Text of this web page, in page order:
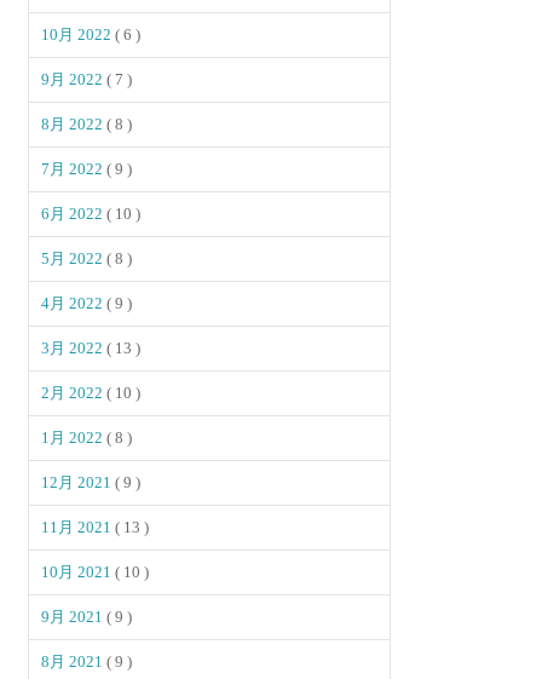
10月 2022( 6 )
9月 2022( 7 )
8月 2022( 8 )
7月 2022( 9 )
6月 2022( 10 )
5月 2022( 8 )
4月 2022( 9 )
3月 2022( 13 )
2月 2022( 10 )
1月 2022( 8 )
12月 2021( 9 )
11月 2021( 13 )
10月 2021( 10 )
9月 2021( 9 )
8月 2021( 9 )